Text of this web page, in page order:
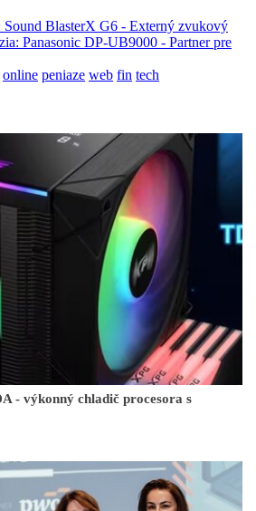
Sound BlasterX G6 - Externý zvukový
Panasonic DP-UB9000 - Partner pre
online peniaze web fin tech
- výkonný chladič procesora s